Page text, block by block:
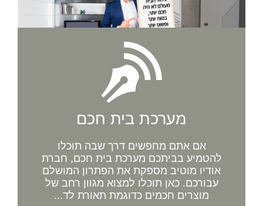
מערכת בית חכם
אם אתם מחפשים דרך שבה תוכלו
להטמיע בביתכם מערכת בית חכם, חברת
אודיו מוטיב מספקת את הפתרון המושלם
עבורכם. כאן תוכלו למצוא מגוון רחב של
מוצרים חכמים כדוגמת תאורת לד...